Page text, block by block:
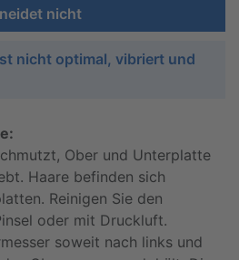
nicht
nicht optimal, vibriert und
Ober und Unterplatte
Haare befinden sich
Reinigen Sie den
oder mit Druckluft.
soweit nach links und